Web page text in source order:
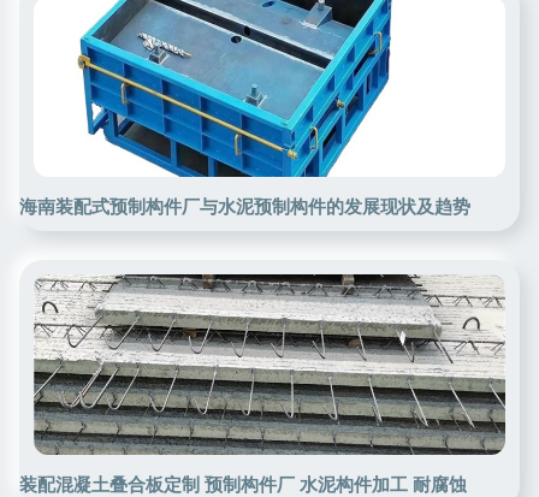
海南装配式预制构件厂与水泥预制构件的发展现状及趋势
装配混凝土叠合板定制 预制构件厂 水泥构件加工 耐腐蚀